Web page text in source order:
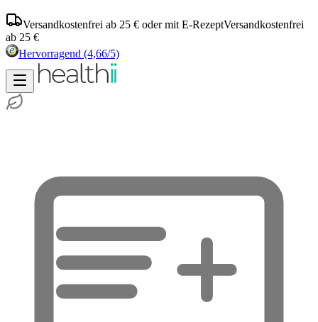
Versandkostenfrei ab 25 € oder mit E-RezeptVersandkostenfrei
ab 25 €
Hervorragend (4,66/5)